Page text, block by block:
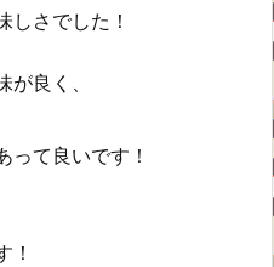
しさでした！
良く、
って良いです！
！